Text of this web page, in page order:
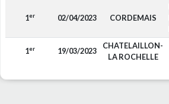
1er 02/04/2023 CORDEMAIS
1er 19/03/2023
CHATELAILLON-
LA ROCHELLE